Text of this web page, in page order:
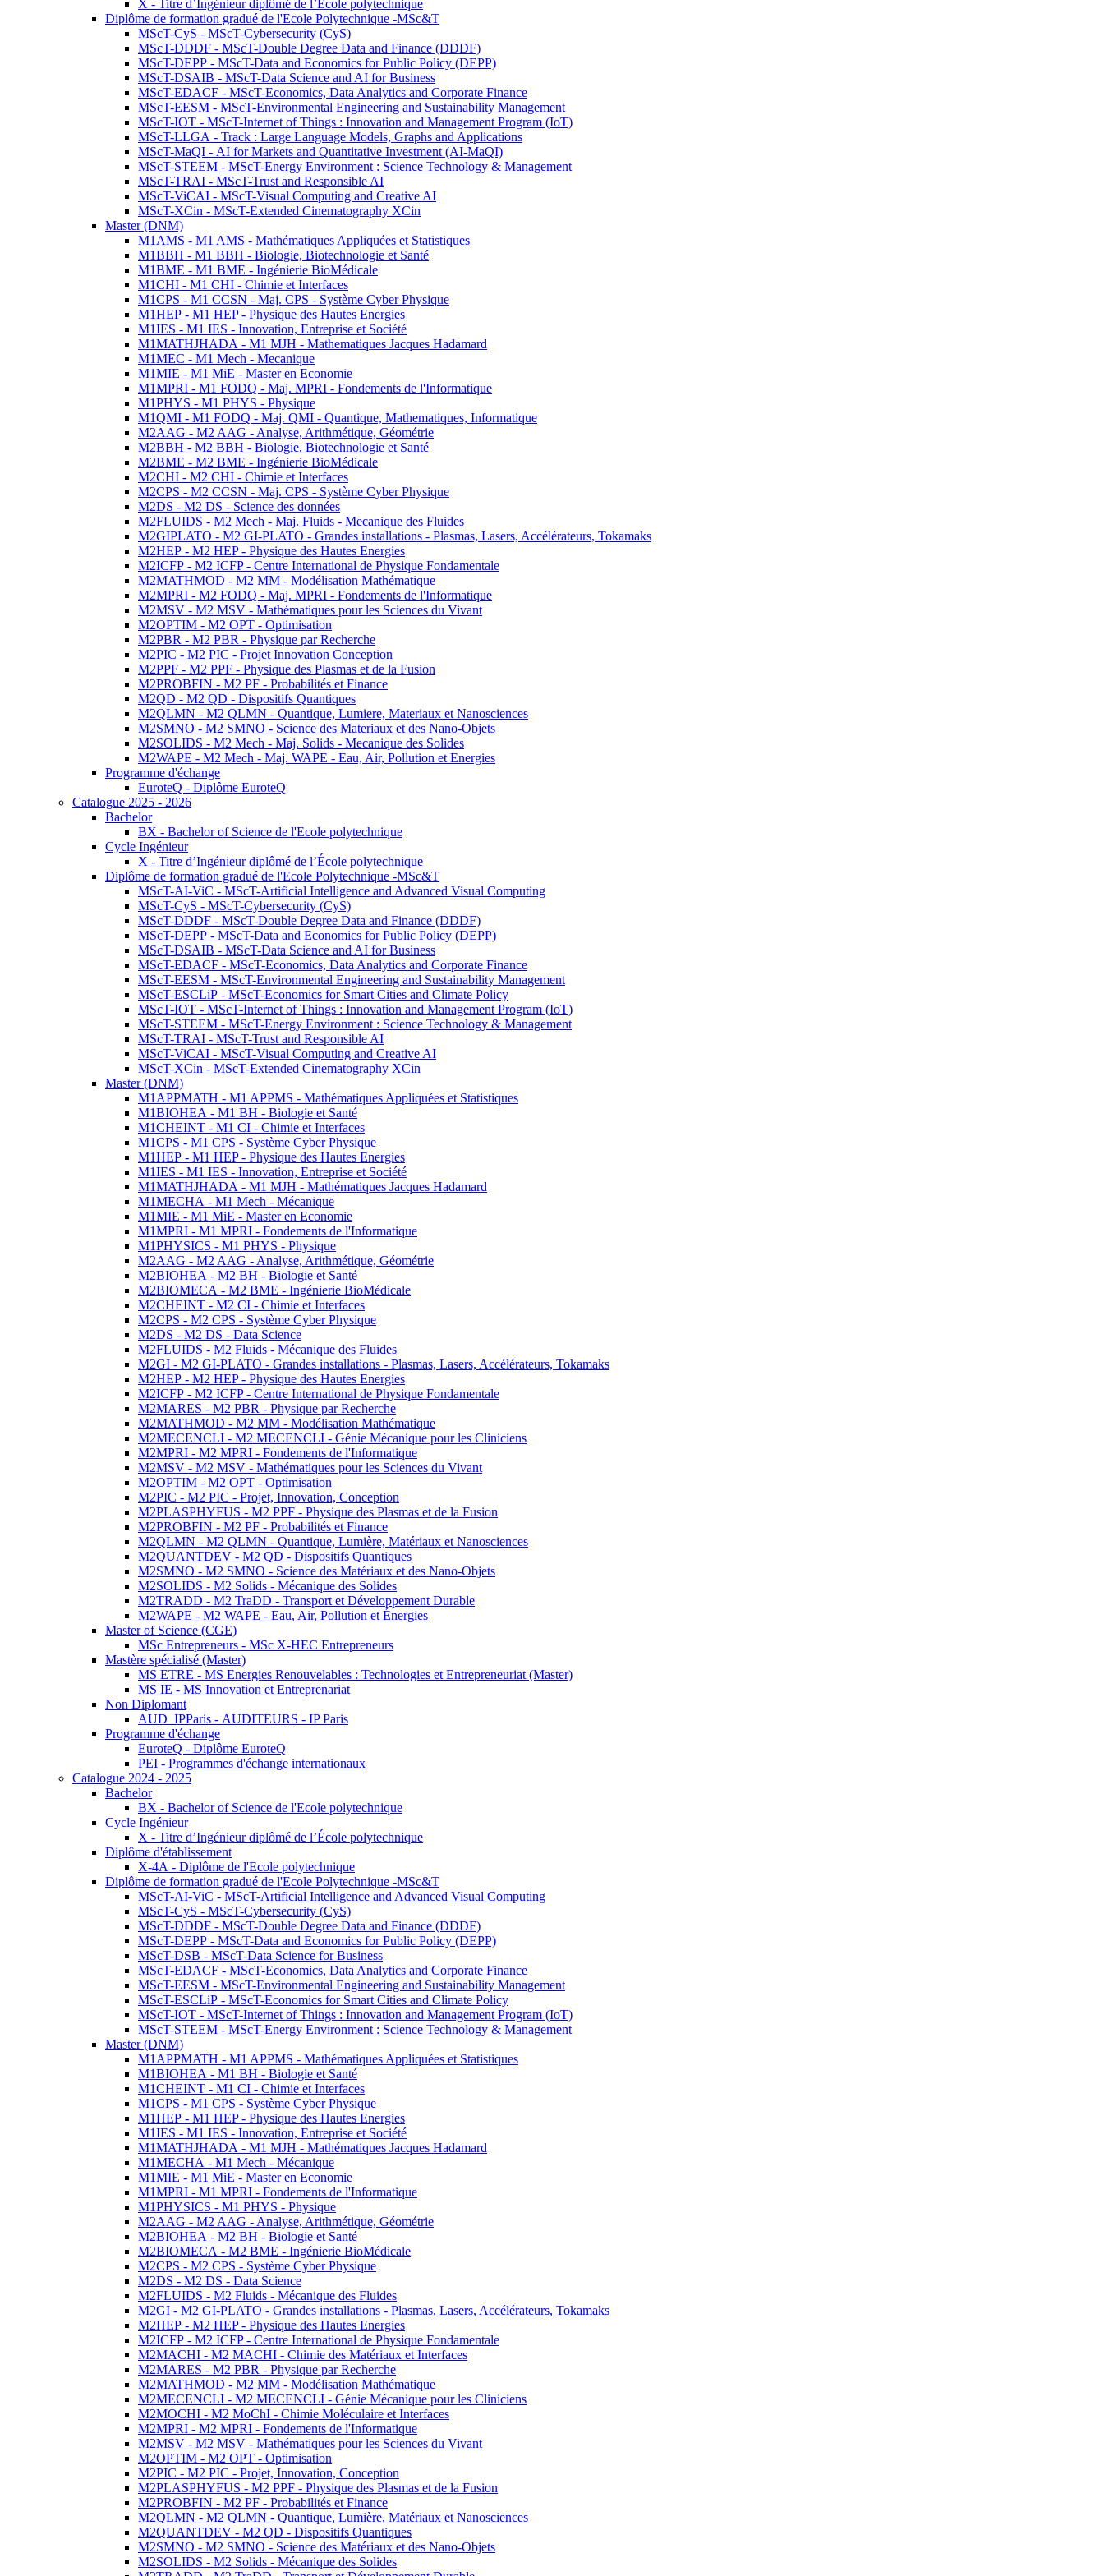
X - Titre d’Ingénieur diplômé de l’École polytechnique
Diplôme de formation gradué de l'Ecole Polytechnique -MSc&T
MScT-CyS - MScT-Cybersecurity (CyS)
MScT-DDDF - MScT-Double Degree Data and Finance (DDDF)
MScT-DEPP - MScT-Data and Economics for Public Policy (DEPP)
MScT-DSAIB - MScT-Data Science and AI for Business
MScT-EDACF - MScT-Economics, Data Analytics and Corporate Finance
MScT-EESM - MScT-Environmental Engineering and Sustainability Management
MScT-IOT - MScT-Internet of Things : Innovation and Management Program (IoT)
MScT-LLGA - Track : Large Language Models, Graphs and Applications
MScT-MaQI - AI for Markets and Quantitative Investment (AI-MaQI)
MScT-STEEM - MScT-Energy Environment : Science Technology & Management
MScT-TRAI - MScT-Trust and Responsible AI
MScT-ViCAI - MScT-Visual Computing and Creative AI
MScT-XCin - MScT-Extended Cinematography XCin
Master (DNM)
M1AMS - M1 AMS - Mathématiques Appliquées et Statistiques
M1BBH - M1 BBH - Biologie, Biotechnologie et Santé
M1BME - M1 BME - Ingénierie BioMédicale
M1CHI - M1 CHI - Chimie et Interfaces
M1CPS - M1 CCSN - Maj. CPS - Système Cyber Physique
M1HEP - M1 HEP - Physique des Hautes Energies
M1IES - M1 IES - Innovation, Entreprise et Société
M1MATHJHADA - M1 MJH - Mathematiques Jacques Hadamard
M1MEC - M1 Mech - Mecanique
M1MIE - M1 MiE - Master en Economie
M1MPRI - M1 FODQ - Maj. MPRI - Fondements de l'Informatique
M1PHYS - M1 PHYS - Physique
M1QMI - M1 FODQ - Maj. QMI - Quantique, Mathematiques, Informatique
M2AAG - M2 AAG - Analyse, Arithmétique, Géométrie
M2BBH - M2 BBH - Biologie, Biotechnologie et Santé
M2BME - M2 BME - Ingénierie BioMédicale
M2CHI - M2 CHI - Chimie et Interfaces
M2CPS - M2 CCSN - Maj. CPS - Système Cyber Physique
M2DS - M2 DS - Science des données
M2FLUIDS - M2 Mech - Maj. Fluids - Mecanique des Fluides
M2GIPLATO - M2 GI-PLATO - Grandes installations - Plasmas, Lasers, Accélérateurs, Tokamaks
M2HEP - M2 HEP - Physique des Hautes Energies
M2ICFP - M2 ICFP - Centre International de Physique Fondamentale
M2MATHMOD - M2 MM - Modélisation Mathématique
M2MPRI - M2 FODQ - Maj. MPRI - Fondements de l'Informatique
M2MSV - M2 MSV - Mathématiques pour les Sciences du Vivant
M2OPTIM - M2 OPT - Optimisation
M2PBR - M2 PBR - Physique par Recherche
M2PIC - M2 PIC - Projet Innovation Conception
M2PPF - M2 PPF - Physique des Plasmas et de la Fusion
M2PROBFIN - M2 PF - Probabilités et Finance
M2QD - M2 QD - Dispositifs Quantiques
M2QLMN - M2 QLMN - Quantique, Lumiere, Materiaux et Nanosciences
M2SMNO - M2 SMNO - Science des Materiaux et des Nano-Objets
M2SOLIDS - M2 Mech - Maj. Solids - Mecanique des Solides
M2WAPE - M2 Mech - Maj. WAPE - Eau, Air, Pollution et Energies
Programme d'échange
EuroteQ - Diplôme EuroteQ
Catalogue 2025 - 2026
Bachelor
BX - Bachelor of Science de l'Ecole polytechnique
Cycle Ingénieur
X - Titre d’Ingénieur diplômé de l’École polytechnique
Diplôme de formation gradué de l'Ecole Polytechnique -MSc&T
MScT-AI-ViC - MScT-Artificial Intelligence and Advanced Visual Computing
MScT-CyS - MScT-Cybersecurity (CyS)
MScT-DDDF - MScT-Double Degree Data and Finance (DDDF)
MScT-DEPP - MScT-Data and Economics for Public Policy (DEPP)
MScT-DSAIB - MScT-Data Science and AI for Business
MScT-EDACF - MScT-Economics, Data Analytics and Corporate Finance
MScT-EESM - MScT-Environmental Engineering and Sustainability Management
MScT-ESCLiP - MScT-Economics for Smart Cities and Climate Policy
MScT-IOT - MScT-Internet of Things : Innovation and Management Program (IoT)
MScT-STEEM - MScT-Energy Environment : Science Technology & Management
MScT-TRAI - MScT-Trust and Responsible AI
MScT-ViCAI - MScT-Visual Computing and Creative AI
MScT-XCin - MScT-Extended Cinematography XCin
Master (DNM)
M1APPMATH - M1 APPMS - Mathématiques Appliquées et Statistiques
M1BIOHEA - M1 BH - Biologie et Santé
M1CHEINT - M1 CI - Chimie et Interfaces
M1CPS - M1 CPS - Système Cyber Physique
M1HEP - M1 HEP - Physique des Hautes Energies
M1IES - M1 IES - Innovation, Entreprise et Société
M1MATHJHADA - M1 MJH - Mathématiques Jacques Hadamard
M1MECHA - M1 Mech - Mécanique
M1MIE - M1 MiE - Master en Economie
M1MPRI - M1 MPRI - Fondements de l'Informatique
M1PHYSICS - M1 PHYS - Physique
M2AAG - M2 AAG - Analyse, Arithmétique, Géométrie
M2BIOHEA - M2 BH - Biologie et Santé
M2BIOMECA - M2 BME - Ingénierie BioMédicale
M2CHEINT - M2 CI - Chimie et Interfaces
M2CPS - M2 CPS - Système Cyber Physique
M2DS - M2 DS - Data Science
M2FLUIDS - M2 Fluids - Mécanique des Fluides
M2GI - M2 GI-PLATO - Grandes installations - Plasmas, Lasers, Accélérateurs, Tokamaks
M2HEP - M2 HEP - Physique des Hautes Energies
M2ICFP - M2 ICFP - Centre International de Physique Fondamentale
M2MARES - M2 PBR - Physique par Recherche
M2MATHMOD - M2 MM - Modélisation Mathématique
M2MECENCLI - M2 MECENCLI - Génie Mécanique pour les Cliniciens
M2MPRI - M2 MPRI - Fondements de l'Informatique
M2MSV - M2 MSV - Mathématiques pour les Sciences du Vivant
M2OPTIM - M2 OPT - Optimisation
M2PIC - M2 PIC - Projet, Innovation, Conception
M2PLASPHYFUS - M2 PPF - Physique des Plasmas et de la Fusion
M2PROBFIN - M2 PF - Probabilités et Finance
M2QLMN - M2 QLMN - Quantique, Lumière, Matériaux et Nanosciences
M2QUANTDEV - M2 QD - Dispositifs Quantiques
M2SMNO - M2 SMNO - Science des Matériaux et des Nano-Objets
M2SOLIDS - M2 Solids - Mécanique des Solides
M2TRADD - M2 TraDD - Transport et Développement Durable
M2WAPE - M2 WAPE - Eau, Air, Pollution et Énergies
Master of Science (CGE)
MSc Entrepreneurs - MSc X-HEC Entrepreneurs
Mastère spécialisé (Master)
MS ETRE - MS Energies Renouvelables : Technologies et Entrepreneuriat (Master)
MS IE - MS Innovation et Entreprenariat
Non Diplomant
AUD_IPParis - AUDITEURS - IP Paris
Programme d'échange
EuroteQ - Diplôme EuroteQ
PEI - Programmes d'échange internationaux
Catalogue 2024 - 2025
Bachelor
BX - Bachelor of Science de l'Ecole polytechnique
Cycle Ingénieur
X - Titre d’Ingénieur diplômé de l’École polytechnique
Diplôme d'établissement
X-4A - Diplôme de l'Ecole polytechnique
Diplôme de formation gradué de l'Ecole Polytechnique -MSc&T
MScT-AI-ViC - MScT-Artificial Intelligence and Advanced Visual Computing
MScT-CyS - MScT-Cybersecurity (CyS)
MScT-DDDF - MScT-Double Degree Data and Finance (DDDF)
MScT-DEPP - MScT-Data and Economics for Public Policy (DEPP)
MScT-DSB - MScT-Data Science for Business
MScT-EDACF - MScT-Economics, Data Analytics and Corporate Finance
MScT-EESM - MScT-Environmental Engineering and Sustainability Management
MScT-ESCLiP - MScT-Economics for Smart Cities and Climate Policy
MScT-IOT - MScT-Internet of Things : Innovation and Management Program (IoT)
MScT-STEEM - MScT-Energy Environment : Science Technology & Management
Master (DNM)
M1APPMATH - M1 APPMS - Mathématiques Appliquées et Statistiques
M1BIOHEA - M1 BH - Biologie et Santé
M1CHEINT - M1 CI - Chimie et Interfaces
M1CPS - M1 CPS - Système Cyber Physique
M1HEP - M1 HEP - Physique des Hautes Energies
M1IES - M1 IES - Innovation, Entreprise et Société
M1MATHJHADA - M1 MJH - Mathématiques Jacques Hadamard
M1MECHA - M1 Mech - Mécanique
M1MIE - M1 MiE - Master en Economie
M1MPRI - M1 MPRI - Fondements de l'Informatique
M1PHYSICS - M1 PHYS - Physique
M2AAG - M2 AAG - Analyse, Arithmétique, Géométrie
M2BIOHEA - M2 BH - Biologie et Santé
M2BIOMECA - M2 BME - Ingénierie BioMédicale
M2CPS - M2 CPS - Système Cyber Physique
M2DS - M2 DS - Data Science
M2FLUIDS - M2 Fluids - Mécanique des Fluides
M2GI - M2 GI-PLATO - Grandes installations - Plasmas, Lasers, Accélérateurs, Tokamaks
M2HEP - M2 HEP - Physique des Hautes Energies
M2ICFP - M2 ICFP - Centre International de Physique Fondamentale
M2MACHI - M2 MACHI - Chimie des Matériaux et Interfaces
M2MARES - M2 PBR - Physique par Recherche
M2MATHMOD - M2 MM - Modélisation Mathématique
M2MECENCLI - M2 MECENCLI - Génie Mécanique pour les Cliniciens
M2MOCHI - M2 MoChI - Chimie Moléculaire et Interfaces
M2MPRI - M2 MPRI - Fondements de l'Informatique
M2MSV - M2 MSV - Mathématiques pour les Sciences du Vivant
M2OPTIM - M2 OPT - Optimisation
M2PIC - M2 PIC - Projet, Innovation, Conception
M2PLASPHYFUS - M2 PPF - Physique des Plasmas et de la Fusion
M2PROBFIN - M2 PF - Probabilités et Finance
M2QLMN - M2 QLMN - Quantique, Lumière, Matériaux et Nanosciences
M2QUANTDEV - M2 QD - Dispositifs Quantiques
M2SMNO - M2 SMNO - Science des Matériaux et des Nano-Objets
M2SOLIDS - M2 Solids - Mécanique des Solides